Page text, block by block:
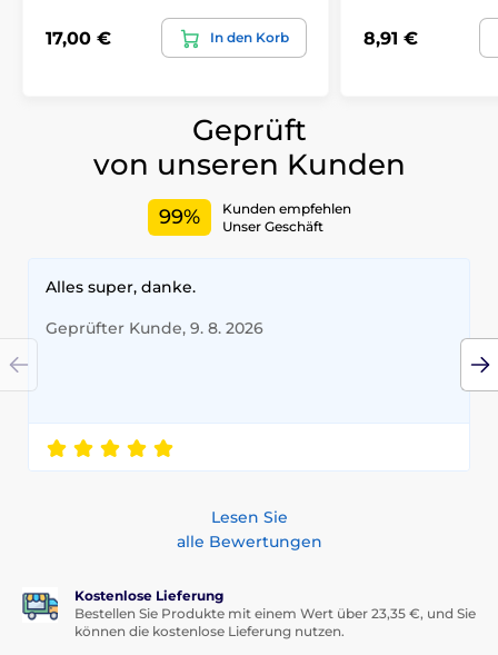
17,00 € In den Korb 8,91 €
Geprüft
von unseren Kunden
99%
Kunden empfehlen
Unser Geschäft
Alles super, danke.
Geprüfter Kunde, 9. 8. 2026
Lesen Sie
alle Bewertungen
Kostenlose Lieferung
Bestellen Sie Produkte mit einem Wert über 23,35 €, und Sie
können die kostenlose Lieferung nutzen.